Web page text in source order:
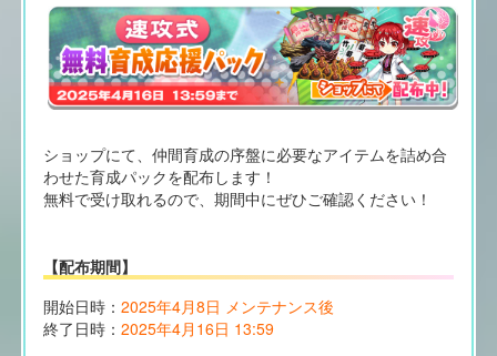
ショップにて、仲間育成の序盤に必要なアイテムを詰め合
わせた育成パックを配布します！
無料で受け取れるので、期間中にぜひご確認ください！
【配布期間】
開始日時： 2025年4月8日 メンテナンス後
終了日時： 2025年4月16日 13:59